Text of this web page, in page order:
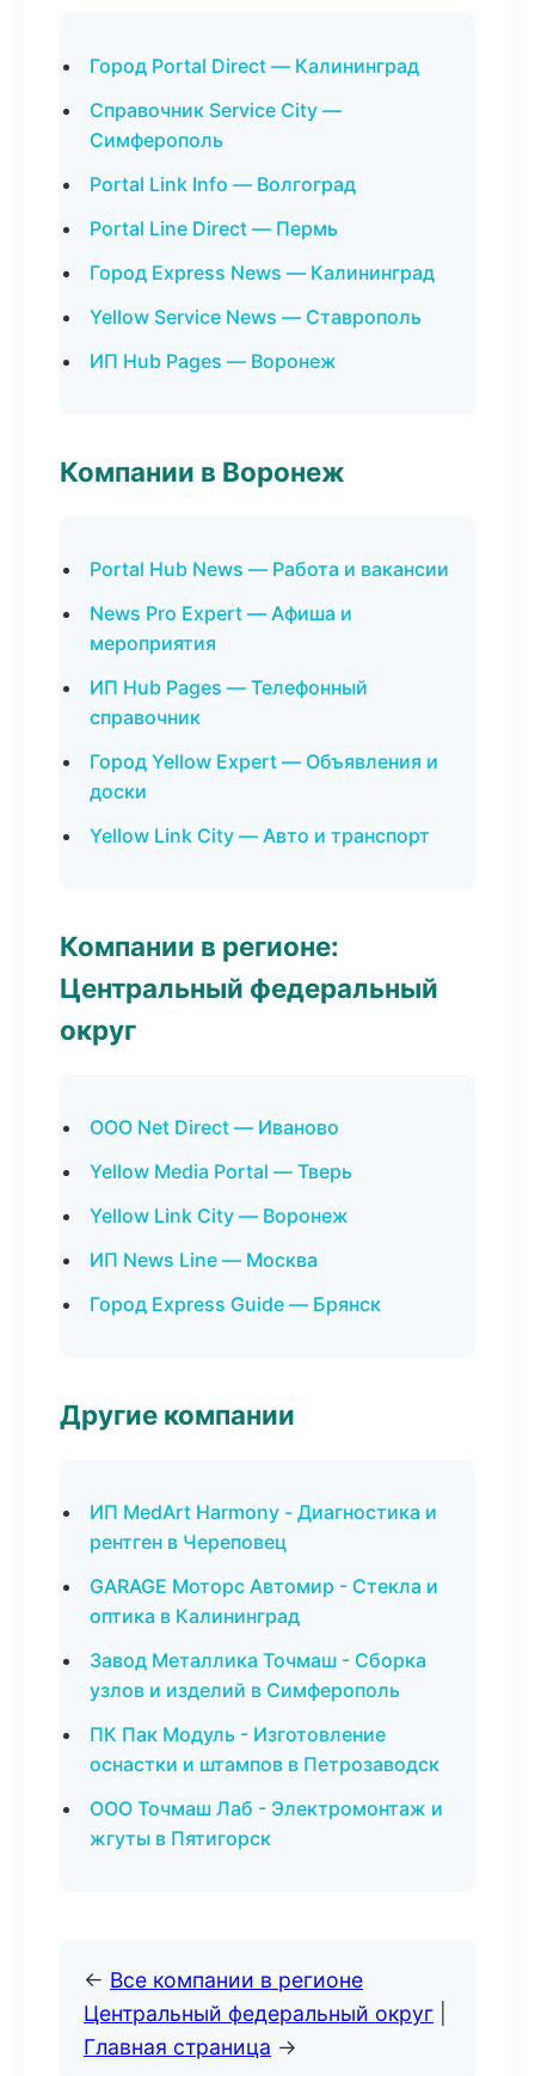
Город Portal Direct — Калининград
Справочник Service City —
Симферополь
Portal Link Info — Волгоград
Portal Line Direct — Пермь
Город Express News — Калининград
Yellow Service News — Ставрополь
ИП Hub Pages — Воронеж
Компании в Воронеж
Portal Hub News — Работа и вакансии
News Pro Expert — Афиша и
мероприятия
ИП Hub Pages — Телефонный
справочник
Город Yellow Expert — Объявления и
доски
Yellow Link City — Авто и транспорт
Компании в регионе:
Центральный федеральный
округ
ООО Net Direct — Иваново
Yellow Media Portal — Тверь
Yellow Link City — Воронеж
ИП News Line — Москва
Город Express Guide — Брянск
Другие компании
ИП MedArt Harmony - Диагностика и
рентген в Череповец
GARAGE Моторс Автомир - Стекла и
оптика в Калининград
Завод Металлика Точмаш - Сборка
узлов и изделий в Симферополь
ПК Пак Модуль - Изготовление
оснастки и штампов в Петрозаводск
ООО Точмаш Лаб - Электромонтаж и
жгуты в Пятигорск
← Все компании в регионе
Центральный федеральный округ
Главная страница →